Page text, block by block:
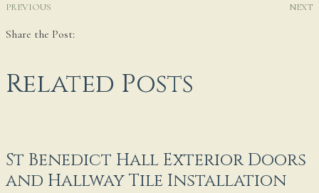
PREVIOUS NEXT
Share the Post:
Related Posts
St Benedict Hall Exterior Doors
and Hallway Tile Installation